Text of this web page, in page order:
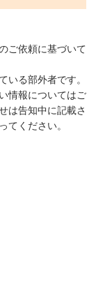
ご依頼に基づいて
いる部外者です。
情報についてはご
は告知中に記載さ
ください。